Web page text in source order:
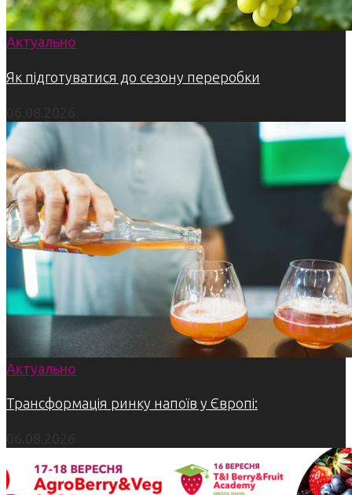
Актуально
Як підготуватися до сезону переробки
Актуально
Трансформація ринку напоїв у Європі: